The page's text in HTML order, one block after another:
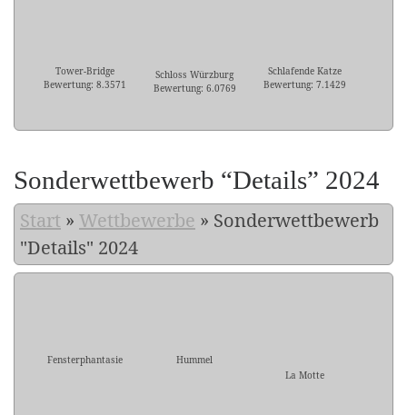
Tower-Bridge
Bewertung: 8.3571
Schloss Würzburg
Bewertung: 6.0769
Schlafende Katze
Bewertung: 7.1429
Sonderwettbewerb “Details” 2024
Start » Wettbewerbe » Sonderwettbewerb
"Details" 2024
Fensterphantasie
Hummel
La Motte